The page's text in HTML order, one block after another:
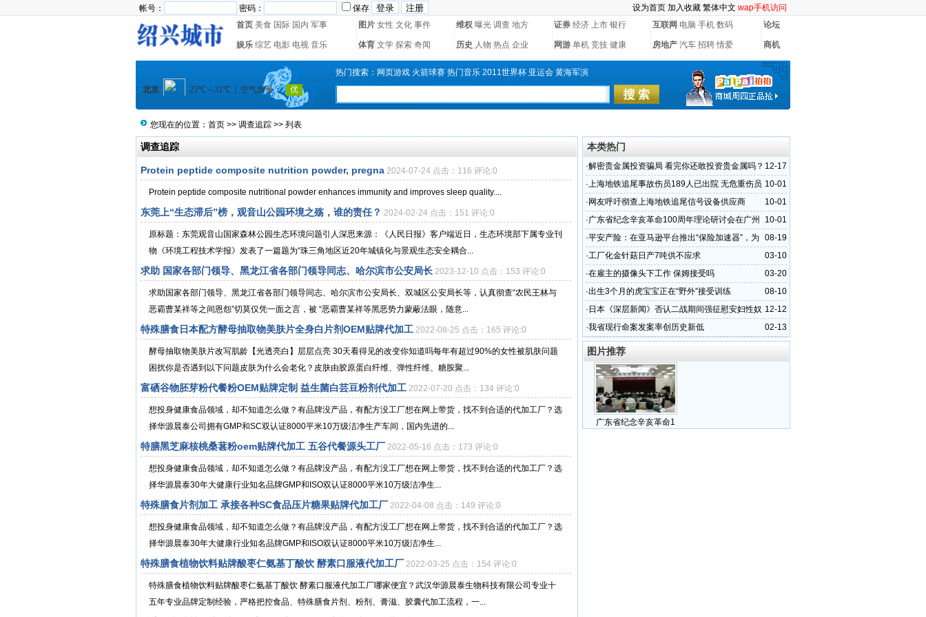
帐号： 密码： 保存 设为首页 加入收藏 繁体中文 wap手机访问
首页 美食 国际 国内 军事 图片 女性 文化 事件 维权 曝光 调查 地方 证券 经济 上市 银行 互联网 电脑 手机 数码 论坛
娱乐 综艺 电影 电视 音乐 体育 文学 探索 奇闻 历史 人物 热点 企业 网游 单机 竞技 健康 房地产 汽车 招聘 情爱 商机
热门搜索： 网页游戏 火箭球赛 热门音乐 2011世界杯 亚运会 黄海军演
您现在的位置： 首页 >> 调查追踪 >> 列表
调查追踪
Protein peptide composite nutrition powder, pregna 2024-07-24 点击：116 评论:0
Protein peptide composite nutritional powder enhances immunity and improves sleep quality....
东莞上“生态滞后”榜，观音山公园环境之殇，谁的责任？ 2024-02-24 点击：151 评论:0
原标题：东莞观音山国家森林公园生态环境问题引人深思来源：《人民日报》客户端近日，生态环境部下属专业刊
物《环境工程技术学报》发表了一篇题为“珠三角地区近20年城镇化与景观生态安全耦合...
求助 国家各部门领导、黑龙江省各部门领导同志、哈尔滨市公安局长 2023-12-10 点击：153 评论:0
求助国家各部门领导、黑龙江省各部门领导同志、哈尔滨市公安局长、双城区公安局长等，认真彻查“农民王林与
恶霸曹某祥等之间恩怨”切莫仅凭一面之言，被 “恶霸曹某祥等黑恶势力蒙蔽法眼，随意...
特殊膳食日本配方酵母抽取物美肤片全身白片剂OEM贴牌代加工 2022-08-25 点击：165 评论:0
酵母抽取物美肤片改写肌龄【光透亮白】层层点亮 30天看得见的改变你知道吗每年有超过90%的女性被肌肤问题
困扰你是否遇到以下问题皮肤为什么会老化？皮肤由胶原蛋白纤维、弹性纤维、糖胺聚...
富硒谷物胚芽粉代餐粉OEM贴牌定制 益生菌白芸豆粉剂代加工 2022-07-20 点击：134 评论:0
想投身健康食品领域，却不知道怎么做？有品牌没产品，有配方没工厂想在网上带货，找不到合适的代加工厂？选
择华源晨泰公司拥有GMP和SC双认证8000平米10万级洁净生产车间，国内先进的...
特膳黑芝麻核桃桑葚粉oem贴牌代加工 五谷代餐源头工厂 2022-05-16 点击：173 评论:0
想投身健康食品领域，却不知道怎么做？有品牌没产品，有配方没工厂想在网上带货，找不到合适的代加工厂？选
择华源晨泰30年大健康行业知名品牌GMP和ISO双认证8000平米10万级洁净生...
特殊膳食片剂加工 承接各种SC食品压片糖果贴牌代加工厂 2022-04-08 点击：149 评论:0
想投身健康食品领域，却不知道怎么做？有品牌没产品，有配方没工厂想在网上带货，找不到合适的代加工厂？选
择华源晨泰30年大健康行业知名品牌GMP和ISO双认证8000平米10万级洁净生...
特殊膳食植物饮料贴牌酸枣仁氨基丁酸饮 酵素口服液代加工厂 2022-03-25 点击：154 评论:0
特殊膳食植物饮料贴牌酸枣仁氨基丁酸饮 酵素口服液代加工厂哪家便宜？武汉华源晨泰生物科技有限公司专业十
五年专业品牌定制经验，严格把控食品、特殊膳食片剂、粉剂、膏滋、胶囊代加工流程，一...
本类热门
12-17
·解密贵金属投资骗局 看完你还敢投资贵金属吗？
10-01
·上海地铁追尾事故伤员189人已出院 无危重伤员
10-01
· 网友呼吁彻查上海地铁追尾信号设备供应商
10-01
·广东省纪念辛亥革命100周年理论研讨会在广州
召开
08-19
·平安产险：在亚马逊平台推出“保险加速器”，为
跨境电商保驾护航
03-10
·工厂化金针菇日产7吨供不应求
03-20
·在雇主的摄像头下工作 保姆接受吗
08-10
·出生3个月的虎宝宝正在“野外”接受训练
12-12
· 日本《深层新闻》否认二战期间强征慰安妇性奴
历史
02-13
·我省现行命案发案率创历史新低
图片推荐
广东省纪念辛亥革命1